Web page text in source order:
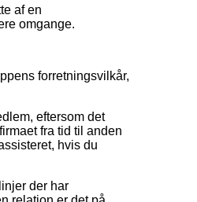
af en
omgange.
forretningsvilkår,
eftersom det
fra tid til anden
hvis du
der har